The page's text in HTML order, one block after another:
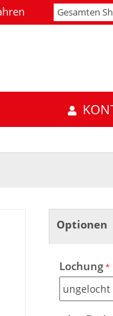
Optionen
Lochung